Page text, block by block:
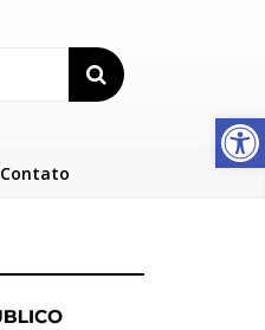
Abrir a barra de ferramentas
Contato